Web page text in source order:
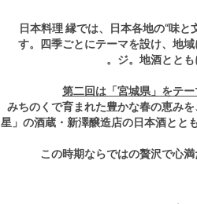
日本料理 縁では、日本各地の“味
す。四季ごとにテーマを設け、地
ジ。地酒ととも
第二回は「宮城県」をテ
みちのくで育まれた豊かな春の恵み
星」の酒蔵・新澤醸造店の日本酒とと
この時期ならではの贅沢で心